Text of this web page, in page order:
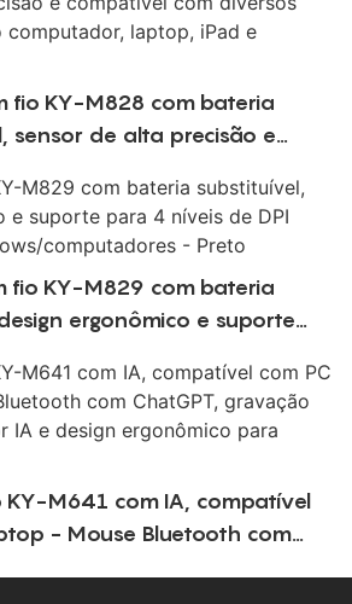
fio KY-M828 com bateria
sensor de alta precisão e
iPad e MacBook (preto)
fio KY-M829 com bateria
ergonômico e suporte
computadores - Preto
KY-M641 com IA, compatível
- Mouse Bluetooth com